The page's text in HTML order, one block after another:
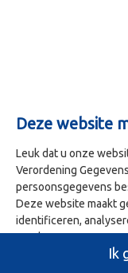
Deze website
Leuk dat u onze
Verordening
persoonsgegevens
Deze website maakt
identificeren,
voorkeuren. Om onze
gebruik van deze Ik